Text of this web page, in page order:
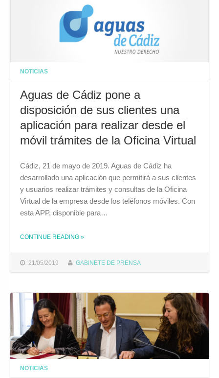
NOTICIAS
Aguas de Cádiz pone a
disposición de sus clientes una
aplicación para realizar desde el
móvil trámites de la Oficina Virtual
21/05/2019 GABINETE DE PRENSA
Cádiz, 21 de mayo de 2019. Aguas de Cádiz ha
desarrollado una aplicación que permitirá a sus clientes
y usuarios realizar trámites y consultas de la Oficina
Virtual de la empresa desde los teléfonos móviles. Con
esta APP, disponible para…
CONTINUE READING
THE "AGUAS DE CÁDIZ PONE A DISPOSICIÓN DE SUS CLIENTES UNA APLICACIÓN PARA REALIZAR DESDE EL MÓVIL TRÁMITES DE LA OFICINA VIRTUAL"
»
NOTICIAS